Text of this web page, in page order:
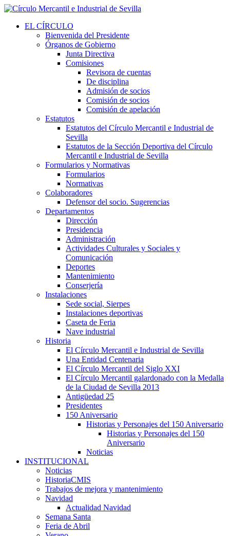
EL CÍRCULO
Bienvenida del Presidente
Órganos de Gobierno
Junta Directiva
Comisiones
Revisora de cuentas
De disciplina
Admisión de socios
Comisión de socios
Comisión de apelación
Estatutos
Estatutos del Círculo Mercantil e Industrial de
Sevilla
Estatutos de la Sección Deportiva del Círculo
Mercantil e Industrial de Sevilla
Formularios y Normativas
Formularios
Normativas
Colaboradores
Defensor del socio. Sugerencias
Departamentos
Dirección
Presidencia
Administración
Actividades Culturales y Sociales y
Comunicación
Deportes
Mantenimiento
Conserjería
Instalaciones
Sede social, Sierpes
Instalaciones deportivas
Caseta de Feria
Nave industrial
Historia
El Círculo Mercantil e Industrial de Sevilla
Una Entidad Centenaria
El Círculo Mercantil del Siglo XXI
El Círculo Mercantil galardonado con la Medalla
de la Ciudad de Sevilla 2013
Antigüedad 25
Presidentes
150 Aniversario
Historias y Personajes del 150 Aniversario
Historias y Personajes del 150
Aniversario
Noticias
INSTITUCIONAL
Noticias
HistoriaCMIS
Trabajos de mejora y mantenimiento
Navidad
Actualidad Navidad
Semana Santa
Feria de Abril